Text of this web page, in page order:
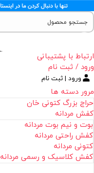
ارتباط با پشتیبانی
ورود / ثبت نام
ورود | ثبت نام
مرور دسته ها
حراج بزرگ کتونی خان
کفش مردانه
بوت و نیم بوت مردانه
کفش راحتی مردانه
کتونی مردانه
کفش کلاسیک و رسمی مردانه